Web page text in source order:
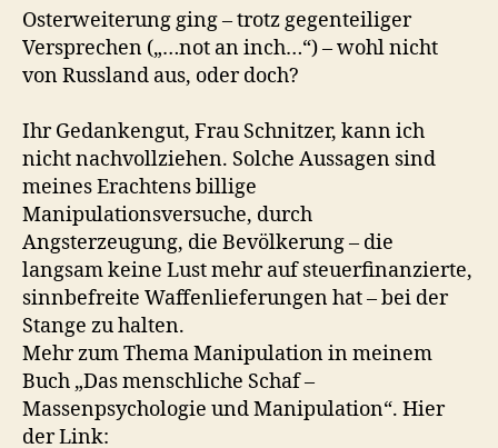
Osterweiterung ging – trotz gegenteiliger
Versprechen („…not an inch…“) – wohl nicht
von Russland aus, oder doch?
Ihr Gedankengut, Frau Schnitzer, kann ich
nicht nachvollziehen. Solche Aussagen sind
meines Erachtens billige
Manipulationsversuche, durch
Angsterzeugung, die Bevölkerung – die
langsam keine Lust mehr auf steuerfinanzierte,
sinnbefreite Waffenlieferungen hat – bei der
Stange zu halten.
Mehr zum Thema Manipulation in meinem
Buch „Das menschliche Schaf –
Massenpsychologie und Manipulation“. Hier
der Link: